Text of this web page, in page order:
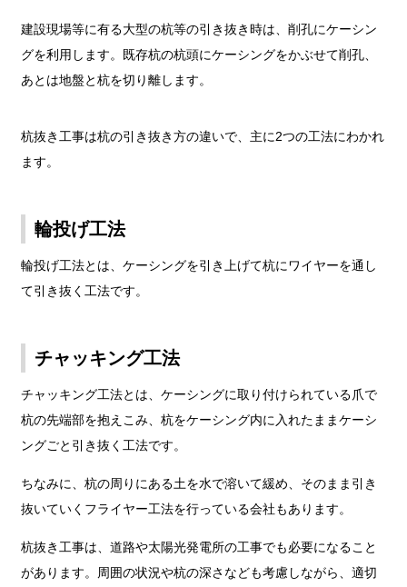
建設現場等に有る大型の杭等の引き抜き時は、削孔にケーシン
グを利用します。既存杭の杭頭にケーシングをかぶせて削孔、
あとは地盤と杭を切り離します。
杭抜き工事は杭の引き抜き方の違いで、主に2つの工法にわかれ
ます。
輪投げ工法
輪投げ工法とは、ケーシングを引き上げて杭にワイヤーを通し
て引き抜く工法です。
チャッキング工法
チャッキング工法とは、ケーシングに取り付けられている爪で
杭の先端部を抱えこみ、杭をケーシング内に入れたままケーシ
ングごと引き抜く工法です。
ちなみに、杭の周りにある土を水で溶いて緩め、そのまま引き
抜いていくフライヤー工法を行っている会社もあります。
杭抜き工事は、道路や太陽光発電所の工事でも必要になること
があります。周囲の状況や杭の深さなども考慮しながら、適切